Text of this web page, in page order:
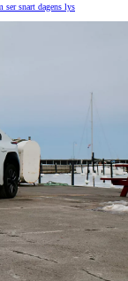
snart dagens lys